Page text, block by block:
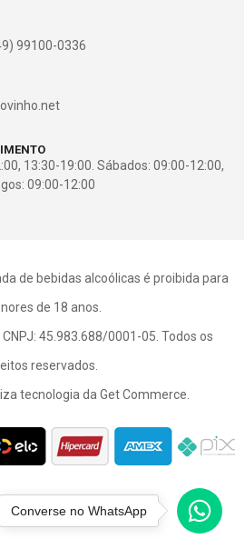
99100-0336
13:30-19:00. Sábados: 09:00-12:00,
09:00-12:00
de bebidas alcoólicas é proibida para
de 18 anos.
45.983.688/0001-05. Todos os
reservados.
tecnologia da Get Commerce
Converse no WhatsApp